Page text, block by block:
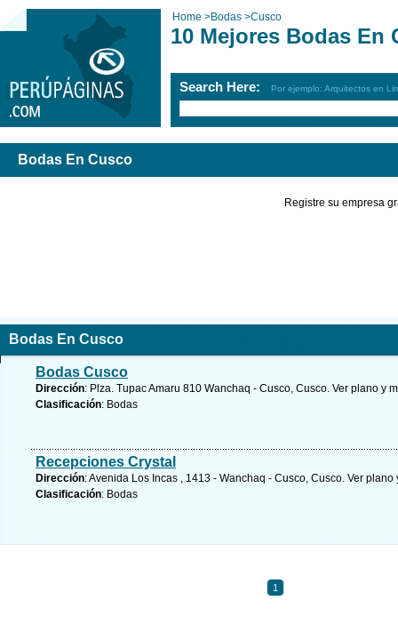
Home >Bodas >Cusco
10 Mejores Bodas En
Search Here: Por ejemplo: Arquitectos en
Bodas En Cusco
Registre su empresa
Bodas En Cusco
Bodas Cusco
Dirección: Plza. Tupac Amaru 810 Wanchaq - Cusco, Cusco. Ver plano y
Clasificación: Bodas
Recepciones Crystal
Dirección: Avenida Los Incas , 1413 - Wanchaq - Cusco, Cusco. Ver plano
Clasificación: Bodas
1